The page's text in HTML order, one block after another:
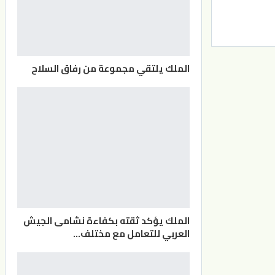
الملك يلتقي مجموعة من رفاق السلاح
الملك يؤكد ثقته بكفاءة نشامى الجيش
العربي للتعامل مع مختلف…